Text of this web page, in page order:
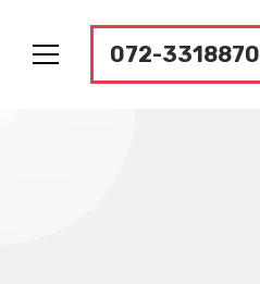
072-3318870